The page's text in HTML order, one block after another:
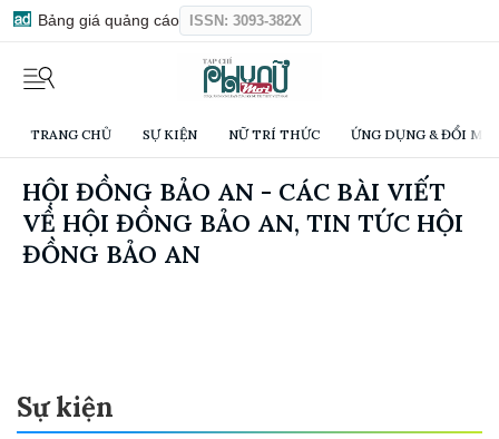
Bảng giá quảng cáo ISSN: 3093-382X
TRANG CHỦ SỰ KIỆN NỮ TRÍ THỨC ỨNG DỤNG & ĐỔI
HỘI ĐỒNG BẢO AN - CÁC BÀI VIẾT
VỀ HỘI ĐỒNG BẢO AN, TIN TỨC HỘI
ĐỒNG BẢO AN
Sự kiện